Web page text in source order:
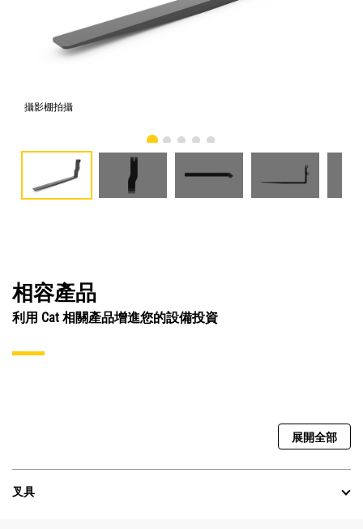
攝影棚拍攝
相容產品
利用 Cat 相關產品增進您的設備投資
展開全部
叉具